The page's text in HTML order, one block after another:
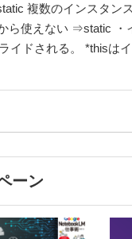
複数のインスタン
ら使えない ⇒static ・
イドされる。 *this
ーン